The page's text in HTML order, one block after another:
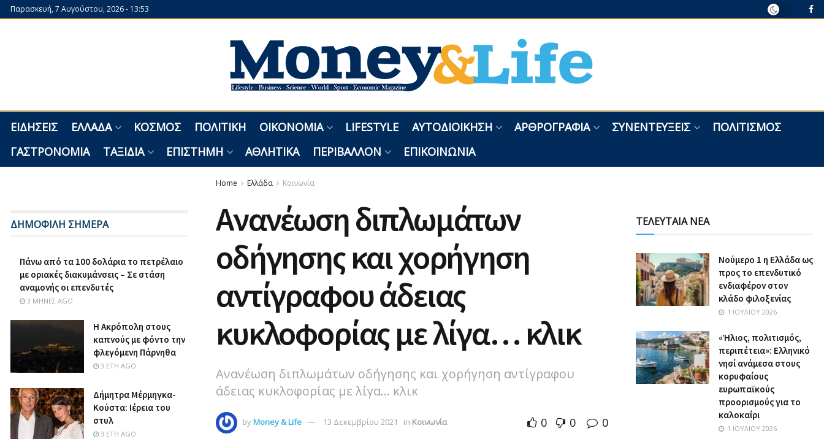
Παρασκευή, 7 Αυγούστου, 2026 - 13:53
ΕΙΔΉΣΕΙΣ ΕΛΛΆΔΑ ΚΌΣΜΟΣ ΠΟΛΙΤΙΚΉ ΟΙΚΟΝΟΜΊΑ LIFESTYLE ΑΥΤΟΔΙΟΊΚΗΣΗ ΑΡΘΡΟΓΡΑΦΊΑ ΣΥΝΕΝΤΕΎΞΕΙΣ
ΠΟΛΙΤΙΣΜΌΣ
ΓΑΣΤΡΟΝΟΜΊΑ
ΤΑΞΊΔΙΑ ΕΠΙΣΤΉΜΗ ΑΘΛΗΤΙΚΆ ΠΕΡΙΒΆΛΛΟΝ ΕΠΙΚΟΙΝΩΝΊΑ
Home Ελλάδα Κοινωνία
Aνανέωση διπλωμάτων
οδήγησης και χορήγηση
αντίγραφου άδειας
κυκλοφορίας με λίγα… κλικ
Aνανέωση διπλωμάτων οδήγησης και χορήγηση αντίγραφου
άδειας κυκλοφορίας με λίγα... κλικ
byMoney & Life 13 Δεκεμβρίου 2021 in Κοινωνία 0 0 0
ΔΗΜΟΦΙΛΗ ΣΗΜΕΡΑ
Πάνω από τα 100 δολάρια το πετρέλαιο
με οριακές διακυμάνσεις – Σε στάση
αναμονής οι επενδυτές
3 ΜΉΝΕΣ AGO
Η Ακρόπολη στους
καπνούς με φόντο την
φλεγόμενη Πάρνηθα
3 ΈΤΗ AGO
Δήμητρα Μέρμηγκα-
Κούστα: Ιέρεια του
στυλ
3 ΈΤΗ AGO
ΤΕΛΕΥΤΑΙΑ ΝΕΑ
Nούμερο 1 η Ελλάδα ως
προς το επενδυτικό
ενδιαφέρον στον
κλάδο φιλοξενίας
1 ΙΟΥΛΊΟΥ 2026
«Ήλιος, πολιτισμός,
περιπέτεια»: Ελληνικό
νησί ανάμεσα στους
κορυφαίους
ευρωπαϊκούς
προορισμούς για το
καλοκαίρι
1 ΙΟΥΛΊΟΥ 2026